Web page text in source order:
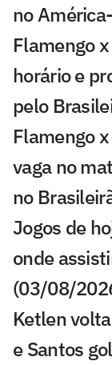
no
Flamengo
horário e
pelo
Flamengo
vaga no
no
Jogos de
onde
(03/08/
Ketlen
e Santos